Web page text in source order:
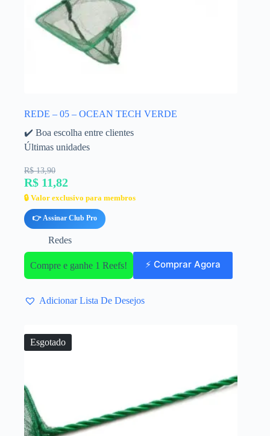
REDE – 05 – OCEAN TECH VERDE
✔️ Boa escolha entre clientes
Últimas unidades
R$ 13,90
R$ 11,82
🔒 Valor exclusivo para membros
👉 Assinar Club Pro
Redes
Compre e ganhe 1 Reefs! ⚡ Comprar Agora
Adicionar Lista De Desejos
Esgotado